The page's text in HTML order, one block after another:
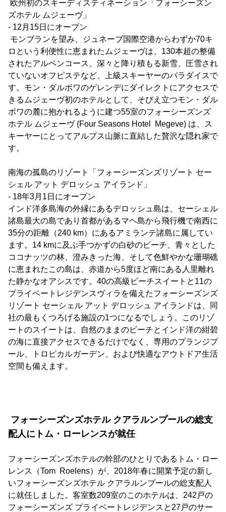
欧州初のスキーディスティネーション「フォーシーズン
ズホテル ムジェーヴ」
- 12月15日にオープン
モンブランを望み、ジュネーブ国際空港からわずか70キ
ロという利便性に恵まれたムジェーヴは、130本超の整備
されたアルペンコース、深々と降り積もる新雪、圧雪され
ていないオフピステなど、上級スキーヤーのパラダイスで
す。モン・ダルボワのゲレンデにダイレクトにアクセスで
きるムジェーヴ初のホテルとして、そびえ立つモン・ダル
ボワの麓に抱かれるように建つ55室のフォーシーズンズ
ホテル ムジェーヴ (Four Seasons Hotel Megeve) は、ス
キーヤーにとってアルプス山脈に直結した贅沢な隠れ家で
す。
南海の孤島のリゾート「フォーシーズンズリゾート セー
シェル アット デロッシュ アイランド」
- 18年3月1日にオープン
インド洋多島海の外縁にあるデロッシュ島は、セーシェル
諸島最大の島であり首都があるマヘ島から飛行機で南西に
35分の距離（240 km）にあるアミランテ諸島に属してい
ます。14 kmに及ぶ手つかずの白砂のビーチ、青々とした
ココナッツの林、澄みきった海、そして色鮮やかな珊瑚礁
に恵まれたこの島は、赤道から5度ほど南にある人里離れ
た静かなオアシスです。40の高級ビーチスイートと11の
プライベートレジデンスヴィラを備えたフォーシーズンズ
リゾート セーシェル アット デロッシュ アイランドは、同
社の最もくつろげる施設の1つになるでしょう。このリゾ
ートのスイートは、自然のままのビーチとインド洋の紺碧
の海に直接アクセスできるだけでなく、専用のプランジプ
ール、トロピカルガーデン、および快適なアウトドア生活
空間も備えます。
フォーシーズンズホテル クアラルンプールの総支
配人にトム・ローレンスが就任
フォーシーズンズホテルの幹部のひとりであるトム・ロー
レンス（Tom Roelens）が、2018年春に開業予定の新し
いフォーシーズンズホテル クアラルンプールの総支配人
に就任しました。客室数209室のこのホテルは、242戸の
フォーシーズンズ プライベートレジデンスと27戸のサー